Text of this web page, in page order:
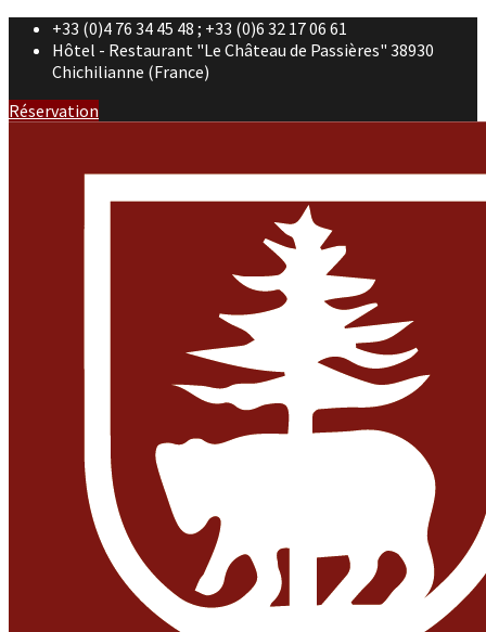
+33 (0)4 76 34 45 48 ; +33 (0)6 32 17 06 61
Hôtel - Restaurant "Le Château de Passières" 38930
Chichilianne (France)
Réservation